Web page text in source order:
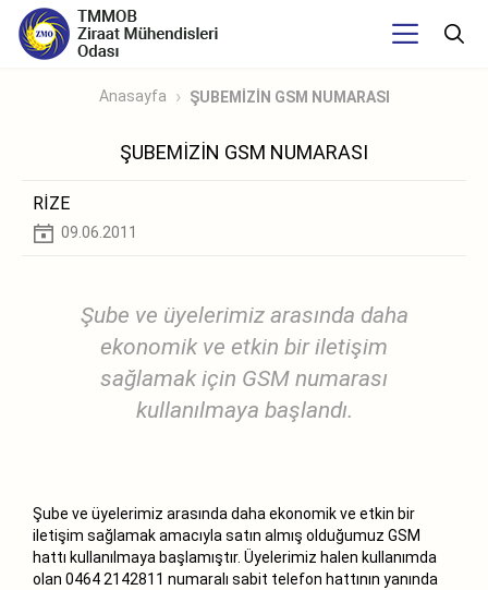
Anasayfa ŞUBEMİZİN GSM NUMARASI
ŞUBEMİZİN GSM NUMARASI
RİZE
09.06.2011
Şube ve üyelerimiz arasında daha
ekonomik ve etkin bir iletişim
sağlamak için GSM numarası
kullanılmaya başlandı.
Şube ve üyelerimiz arasında daha ekonomik ve etkin bir
iletişim sağlamak amacıyla satın almış olduğumuz GSM
hattı kullanılmaya başlamıştır. Üyelerimiz halen kullanımda
olan 0464 2142811 numaralı sabit telefon hattının yanında